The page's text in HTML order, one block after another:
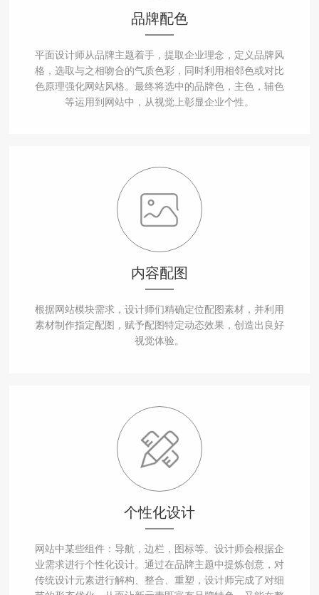
品牌配色
平面设计师从品牌主题着手，提取企业理念，定义品牌风
格，选取与之相吻合的气质色彩，同时利用相邻色或对比
色原理强化网站风格。最终将选中的品牌色，主色，辅色
等运用到网站中，从视觉上彰显企业个性。
内容配图
根据网站模块需求，设计师们精确定位配图素材，并利用
素材制作指定配图，赋予配图特定动态效果，创造出良好
视觉体验。
个性化设计
网站中某些组件：导航，边栏，图标等。设计师会根据企
业需求进行个性化设计。通过在品牌主题中提炼创意，对
传统设计元素进行解构、整合、重塑，设计师完成了对细